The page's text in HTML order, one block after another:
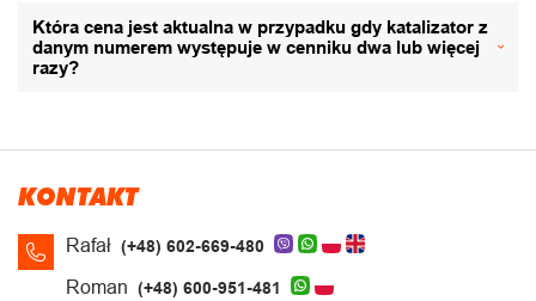
Która cena jest aktualna w przypadku gdy katalizator z
danym numerem występuje w cenniku dwa lub więcej
razy?
KONTAKT
Rafał (+48) 602-669-480
Roman (+48) 600-951-481